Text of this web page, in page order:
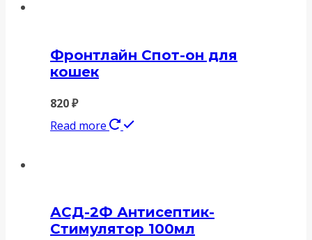
Фронтлайн Спот-он для
кошек
820₽
Read more
АСД-2Ф Антисептик-
Стимулятор 100мл